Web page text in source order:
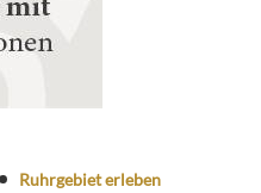
Ruhrgebiet erleben